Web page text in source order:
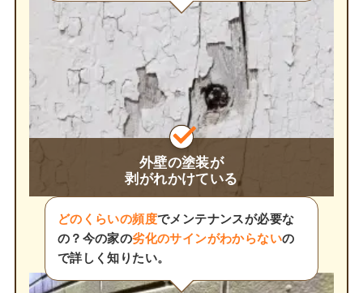
外壁の塗装が
剥がれかけている
どのくらいの頻度でメンテナンスが必要な
の？今の家の劣化のサインがわからないの
で詳しく知りたい。